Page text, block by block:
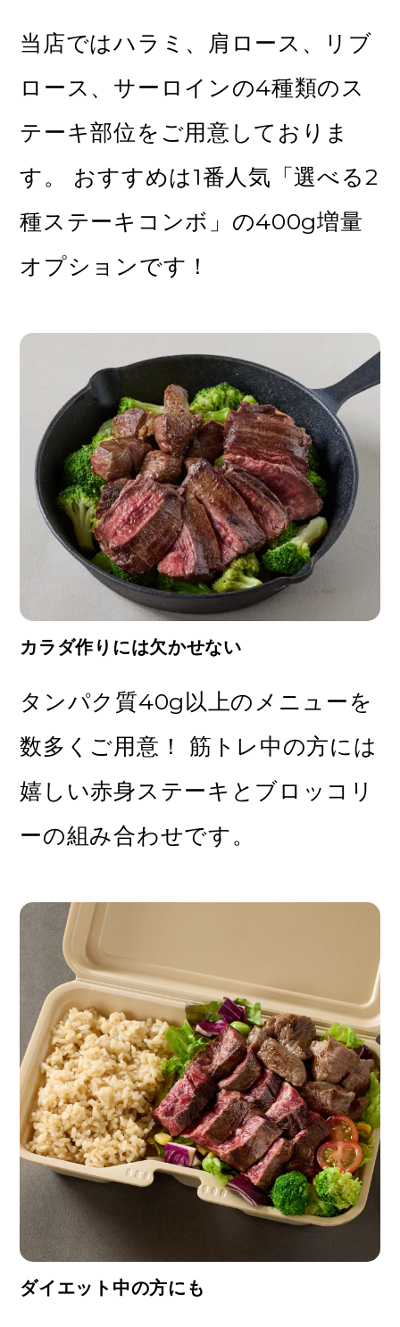
当店ではハラミ、肩ロース、リブ
ロース、サーロインの4種類のス
テーキ部位をご用意しておりま
す。 おすすめは1番人気「選べる2
種ステーキコンボ」の400g増量
オプションです！
カラダ作りには欠かせない
タンパク質40g以上のメニューを
数多くご用意！ 筋トレ中の方には
嬉しい赤身ステーキとブロッコリ
ーの組み合わせです。
ダイエット中の方にも